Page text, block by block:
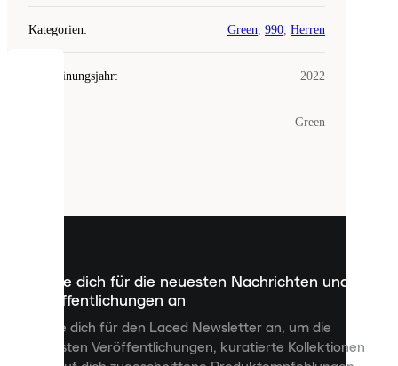
Kategorien: Green, 990, Herren
Erscheinungsjahr: 2022
Green
Melde dich für die neuesten Nachrichten und
Veröffentlichungen an
Melde dich für den Laced Newsletter an, um die
neuesten Veröffentlichungen, kuratierte Kollektionen
COOKIES
kleine
dienen,
Inhalte
anzuzeigen